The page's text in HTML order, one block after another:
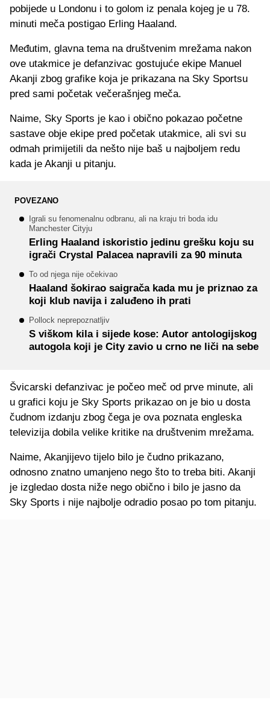
pobijede u Londonu i to golom iz penala kojeg je u 78.
minuti meča postigao Erling Haaland.
Međutim, glavna tema na društvenim mrežama nakon
ove utakmice je defanzivac gostujuće ekipe Manuel
Akanji zbog grafike koja je prikazana na Sky Sportsu
pred sami početak večerašnjeg meča.
Naime, Sky Sports je kao i obično pokazao početne
sastave obje ekipe pred početak utakmice, ali svi su
odmah primijetili da nešto nije baš u najboljem redu
kada je Akanji u pitanju.
POVEZANO
Igrali su fenomenalnu odbranu, ali na kraju tri boda idu
Manchester Cityju
Erling Haaland iskoristio jedinu grešku koju su
igrači Crystal Palacea napravili za 90 minuta
To od njega nije očekivao
Haaland šokirao saigrača kada mu je priznao za
koji klub navija i zaluđeno ih prati
Pollock neprepoznatljiv
S viškom kila i sijede kose: Autor antologijskog
autogola koji je City zavio u crno ne liči na sebe
Švicarski defanzivac je počeo meč od prve minute, ali
u grafici koju je Sky Sports prikazao on je bio u dosta
čudnom izdanju zbog čega je ova poznata engleska
televizija dobila velike kritike na društvenim mrežama.
Naime, Akanjijevo tijelo bilo je čudno prikazano,
odnosno znatno umanjeno nego što to treba biti. Akanji
je izgledao dosta niže nego obično i bilo je jasno da
Sky Sports i nije najbolje odradio posao po tom pitanju.